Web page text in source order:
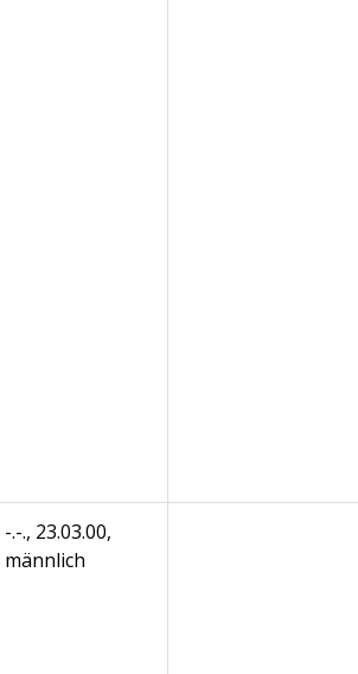
-.-., 23.03.00,
männlich